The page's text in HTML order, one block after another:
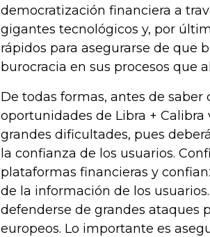
democratización financiera a
gigantes tecnológicos y, por
rápidos para asegurarse de que
burocracia en sus procesos que
De todas formas, antes de saber
oportunidades de Libra +
grandes dificultades, pues
la confianza de los usuarios.
plataformas financieras y
de la información de los
defenderse de grandes ataques
europeos. Lo importante es